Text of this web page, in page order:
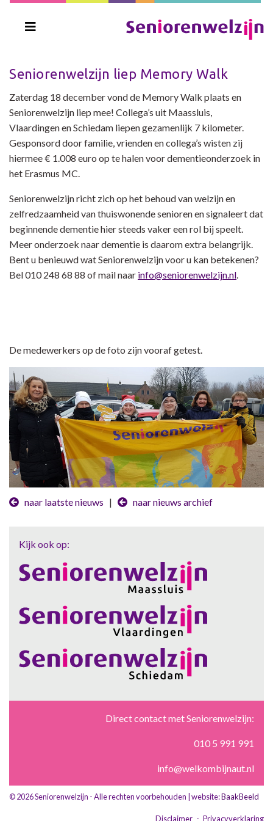
Seniorenwelzijn liep Memory Walk
Zaterdag 18 december vond de Memory Walk plaats en
Seniorenwelzijn liep mee! Collega’s uit Maassluis,
Vlaardingen en Schiedam liepen gezamenlijk 7 kilometer.
Gesponsord door familie, vrienden en collega’s wisten zij
hiermee € 1.008 euro op te halen voor dementieonderzoek in
het Erasmus MC.
Seniorenwelzijn richt zich op het behoud van welzijn en
zelfredzaamheid van thuiswonende senioren en signaleert dat
beginnende dementie hier steeds vaker een rol bij speelt.
Meer onderzoek naar dementie is daarom extra belangrijk.
Bent u benieuwd wat Seniorenwelzijn voor u kan betekenen?
Bel 010 248 68 88 of mail naar info@seniorenwelzijn.nl.
De medewerkers op de foto zijn vooraf getest.
naar laatste nieuws | naar nieuws archief
Kijk ook op:
Direct contact met Seniorenwelzijn:
010 5 991 991
info@welkombijnaut.nl
© 2026 Seniorenwelzijn - Alle rechten voorbehouden | website:BaakBeeld
Disclaimer - Privacyverklaring